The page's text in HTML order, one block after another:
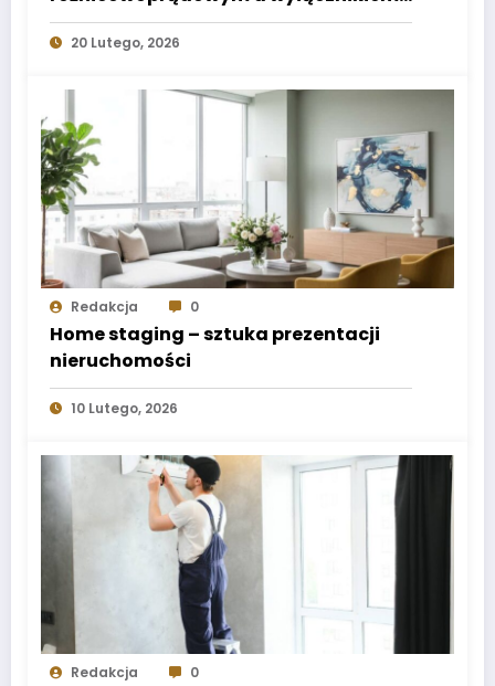
nadprądowym
20 Lutego, 2026
Redakcja 0
Home staging – sztuka prezentacji
nieruchomości
10 Lutego, 2026
Redakcja 0